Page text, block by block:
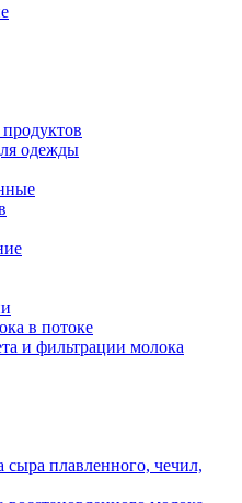
одежды
в потоке
и фильтрации молока
сыра плавленного, чечил,